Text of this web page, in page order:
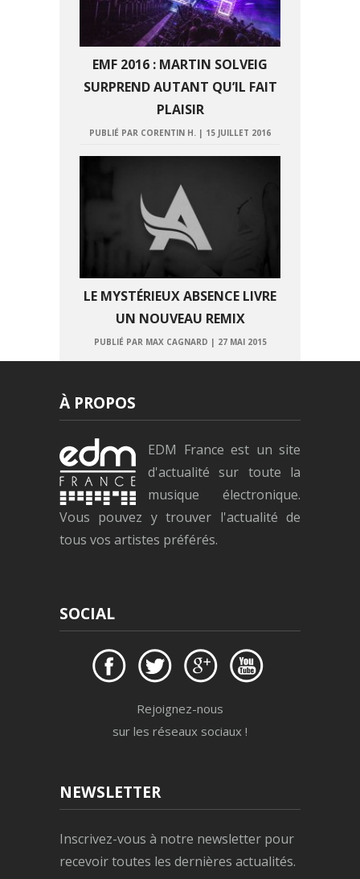
EMF 2016 : MARTIN SOLVEIG
SURPREND AUTANT QU’IL FAIT
PLAISIR
PUBLIÉ PAR CORENTIN H. | 15 JUILLET 2016
LE MYSTÉRIEUX ABSENCE LIVRE
UN NOUVEAU REMIX
PUBLIÉ PAR MAX CAGNARD | 27 MAI 2015
À PROPOS
EDM France est un site
d'actualité sur toute la
musique électronique.
Vous pouvez y trouver l'actualité de
tous vos artistes préférés.
SOCIAL
Rejoignez-nous
sur les réseaux sociaux !
NEWSLETTER
Inscrivez-vous à notre newsletter pour
recevoir toutes les dernières actualités.